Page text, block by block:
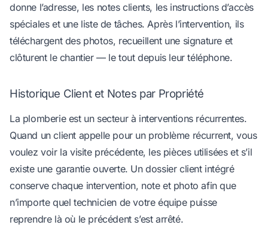
donne l’adresse, les notes clients, les instructions d’accès
spéciales et une liste de tâches. Après l’intervention, ils
téléchargent des photos, recueillent une signature et
clôturent le chantier — le tout depuis leur téléphone.
Historique Client et Notes par Propriété
La plomberie est un secteur à interventions récurrentes.
Quand un client appelle pour un problème récurrent, vous
voulez voir la visite précédente, les pièces utilisées et s’il
existe une garantie ouverte. Un dossier client intégré
conserve chaque intervention, note et photo afin que
n’importe quel technicien de votre équipe puisse
reprendre là où le précédent s’est arrêté.